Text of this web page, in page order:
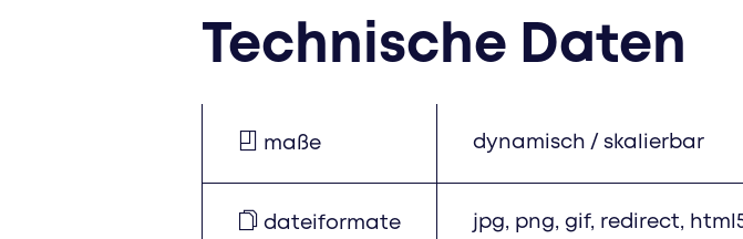
Technische Daten
maße dynamisch / skalierbar
dateiformate jpg, png, gif, redirect,